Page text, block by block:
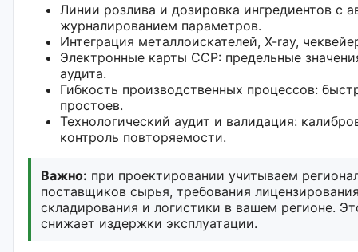
Линии розлива и дозировка ингредиентов с
журналированием параметров.
Интеграция металлоискателей, X-ray,
Электронные карты CCP: предельные
аудита.
Гибкость производственных процессов:
простоев.
Технологический аудит и валидация:
контроль повторяемости.
Важно: при проектировании учитываем
поставщиков сырья, требования
складирования и логистики в вашем регионе.
снижает издержки эксплуатации.